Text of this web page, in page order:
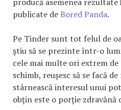
publicate deBored Panda.
Pe Tinder sunt tot felul de
ştiu să se prezinte într-o
cele mai multe ori extrem
schimb, reuşesc să se facă
stârnească interesul unui
obţin este o porţie zdravănă